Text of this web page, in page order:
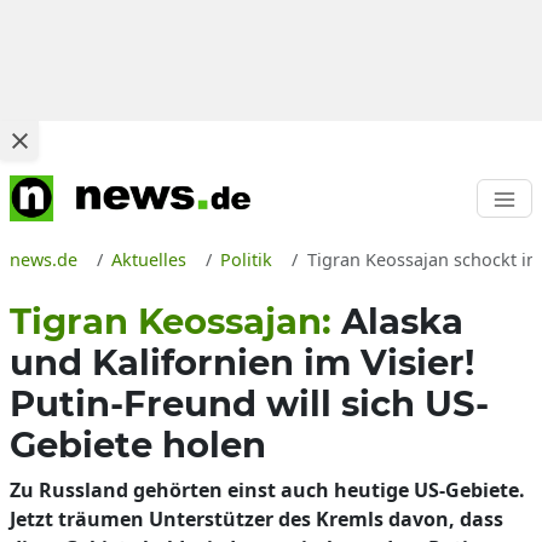
news.de Aktuelles Politik Tigran Keossajan schockt
Tigran Keossajan: Alaska
und Kalifornien im Visier!
Putin-Freund will sich US-
Gebiete holen
Zu Russland gehörten einst auch heutige US-Gebiete.
Jetzt träumen Unterstützer des Kremls davon, dass